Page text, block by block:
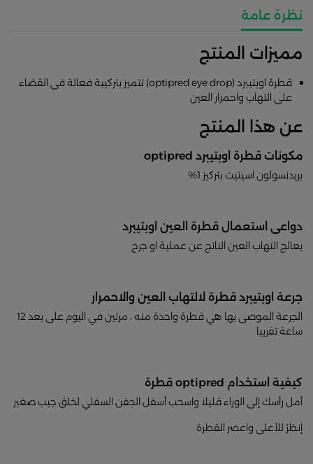
نظرة عامة
مميزات المنتج
قطرة اوبتيبرد (optipred eye drop) تتميز بتركيبة فعالة فى القضاء
على التهاب واحمرار العين
عن هذا المنتج
مكونات قطرة اوبتيبرد optipred
بريدنسولون اسيتيت بتركيز 1%
دواعى استعمال قطرة العين اوبتيبرد
يعالج التهاب العين الناتج عن عملية او جرح
جرعة اوبتيبرد قطرة لالتهاب العين والاحمرار
الجرعة الموصى بها هي قطرة واحدة منه ، مرتين في اليوم على بعد 12
ساعة تقريبا
كيفية استخدام optipred قطرة
أمل رأسك إلى الوراء قليلا واسحب أسفل الجفن السفلي لخلق جيب صغير
إنظرْ للأعلى واعصر القطرة